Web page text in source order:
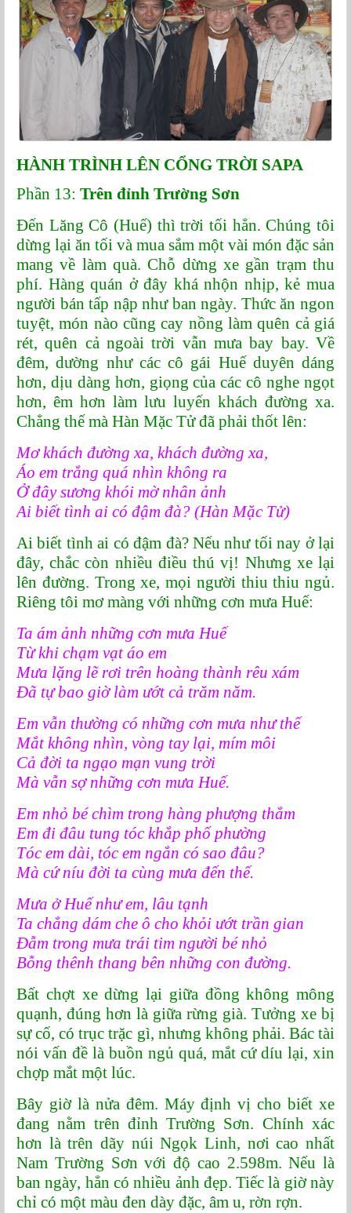
HÀNH TRÌNH LÊN CỔNG TRỜI SAPA
Phần 13: Trên đỉnh Trường Sơn
Đến Lăng Cô (Huế) thì trời tối hẳn. Chúng tôi
dừng lại ăn tối và mua sắm một vài món đặc sản
mang về làm quà. Chỗ dừng xe gần trạm thu
phí. Hàng quán ở đây khá nhộn nhịp, kẻ mua
người bán tấp nập như ban ngày. Thức ăn ngon
tuyệt, món nào cũng cay nồng làm quên cả giá
rét, quên cả ngoài trời vẫn mưa bay bay. Về
đêm, dường như các cô gái Huế duyên dáng
hơn, dịu dàng hơn, giọng của các cô nghe ngọt
hơn, êm hơn làm lưu luyến khách đường xa.
Chẳng thế mà Hàn Mặc Tử đã phải thốt lên:
Mơ khách đường xa, khách đường xa,
Áo em trắng quá nhìn không ra
Ở đây sương khói mờ nhân ảnh
Ai biết tình ai có đậm đà? (Hàn Mặc Tử)
Ai biết tình ai có đậm đà? Nếu như tối nay ở lại
đây, chắc còn nhiều điều thú vị! Nhưng xe lại
lên đường. Trong xe, mọi người thiu thiu ngủ.
Riêng tôi mơ màng với những cơn mưa Huế:
Ta ám ảnh những cơn mưa Huế
Từ khi chạm vạt áo em
Mưa lặng lẽ rơi trên hoàng thành rêu xám
Đã tự bao giờ làm ướt cả trăm năm.
Em vẫn thường có những cơn mưa như thế
Mắt không nhìn, vòng tay lại, mím môi
Cả đời ta ngạo mạn vung trời
Mà vẫn sợ những cơn mưa Huế.
Em nhỏ bé chìm trong hàng phượng thắm
Em đi đâu tung tóc khắp phố phường
Tóc em dài, tóc em ngắn có sao đâu?
Mà cứ níu đời ta cùng mưa đến thế.
Mưa ở Huế như em, lâu tạnh
Ta chẳng dám che ô cho khỏi ướt trần gian
Đẫm trong mưa trái tim người bé nhỏ
Bỗng thênh thang bên những con đường.
Bất chợt xe dừng lại giữa đồng không mông
quạnh, đúng hơn là giữa rừng già. Tưởng xe bị
sự cố, có trục trặc gì, nhưng không phải. Bác tài
nói vấn đề là buồn ngủ quá, mắt cứ díu lại, xin
chợp mắt một lúc.
Bây giờ là nửa đêm. Máy định vị cho biết xe
đang nằm trên đỉnh Trường Sơn. Chính xác
hơn là trên dãy núi Ngọk Linh, nơi cao nhất
Nam Trường Sơn với độ cao 2.598m. Nếu là
ban ngày, hẳn có nhiều ảnh đẹp. Tiếc là giờ này
chỉ có một màu đen dày đặc, âm u, rờn rợn.